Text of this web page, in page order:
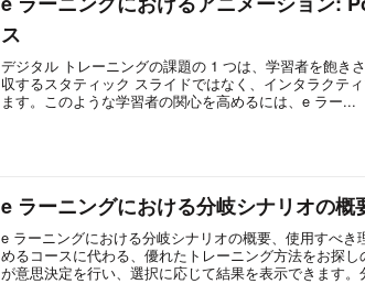
ス
デジタル トレーニングの課題の 1 つは、学習者を飽き
収するスタティック スライドではなく、インタラクテ
ます。このような学習者の関心を高めるには、e ラー...
e ラーニングにおける分岐シナリオの
e ラーニングにおける分岐シナリオの概要、使用すべ
めるコースに代わる、優れたトレーニング方法をお探
が意思決定を行い、選択に応じて結果を表示できます。